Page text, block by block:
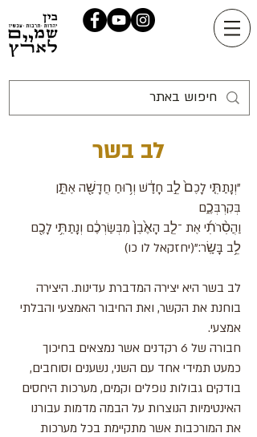
לב בשר
"וְנָתַתִּ֤י לָכֶם֙ לֵ֣ב חָדָ֔שׁ וְר֥וּחַ חֲדָשָׁ֖ה אֶתֵּ֣ן
בְּקִרְבְּכֶ֑ם
וַהֲסִ֨רֹתִ֜י אֶת ־לֵ֤ב הָאֶ֙בֶן֙ מִבְּשַׂרְכֶ֔ם וְנָתַתִּ֥י לָכֶ֖ם
לֵ֥ב בָּשָֽׂר׃"(יחזקאל לו כו)
לב בשר היא יצירה המדברת עדינות. היצירה
בוחנת את הקשר, ואת החיבור האמצעי והבלתי
אמצעי.
חבורה של 6 רקדנים אשר נמצאים בחיכוך
כמעט תמידי אחד עם השני, נשענים וסוחבים,
בודקים גבולות נופלים וקמים, מערכות היחסים
האינטימיות הנוצרות על הבמה מדמות עבורנו
את המורכבות אשר מתקיימת בכל מערכות